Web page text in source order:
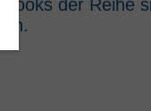
der Reihe